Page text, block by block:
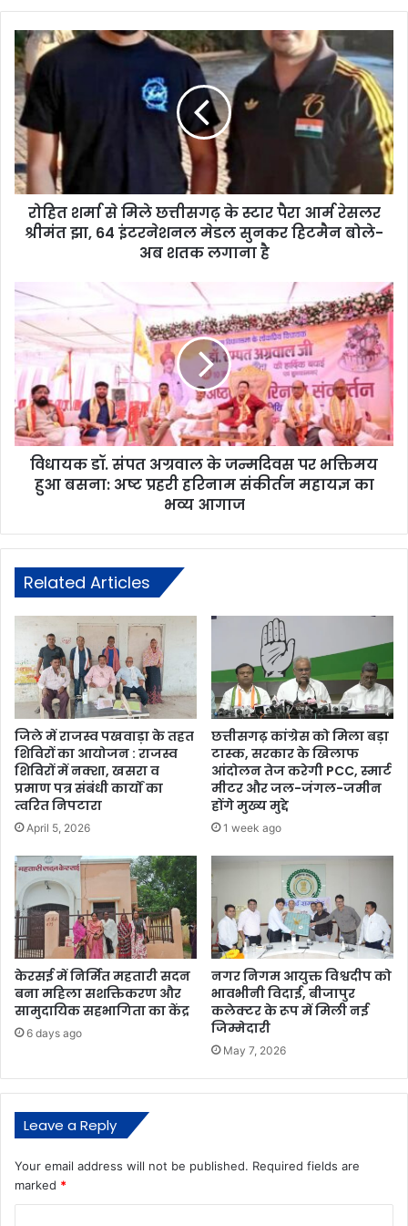
रोहित शर्मा से मिले छत्तीसगढ़ के स्टार पैरा आर्म रेसलर
श्रीमंत झा, 64 इंटरनेशनल मेडल सुनकर हिटमैन बोले-
अब शतक लगाना है
विधायक डॉ. संपत अग्रवाल के जन्मदिवस पर भक्तिमय
हुआ बसना: अष्ट प्रहरी हरिनाम संकीर्तन महायज्ञ का
भव्य आगाज
Related Articles
जिले में राजस्व पखवाड़ा के तहत
शिविरों का आयोजन : राजस्व
शिविरों में नक्शा, खसरा व
प्रमाण पत्र संबंधी कार्यों का
त्वरित निपटारा
April 5, 2026
छत्तीसगढ़ कांग्रेस को मिला बड़ा
टास्क, सरकार के खिलाफ
आंदोलन तेज करेगी PCC, स्मार्ट
मीटर और जल-जंगल-जमीन
होंगे मुख्य मुद्दे
1 week ago
केरसई में निर्मित महतारी सदन
बना महिला सशक्तिकरण और
सामुदायिक सहभागिता का केंद्र
6 days ago
नगर निगम आयुक्त विश्वदीप को
भावभीनी विदाई, बीजापुर
कलेक्टर के रूप में मिली नई
जिम्मेदारी
May 7, 2026
Leave a Reply
Your email address will not be published. Required fields are
marked *